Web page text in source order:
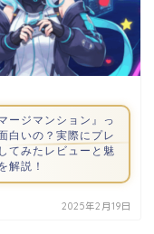
マージマンション』っ
白いの？実際にプレ
てみたレビューと魅
解説！
2025年2月19日